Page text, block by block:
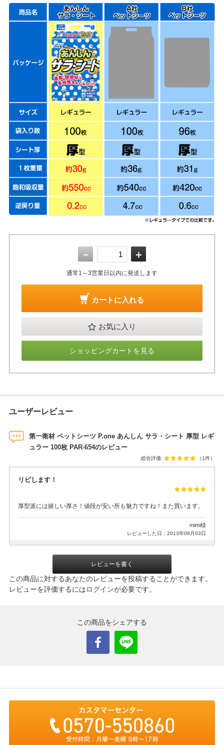
－ ＋
通常1～3営業日以内に発送します
カートに入れる
お気に入り
ショッピングカートを見る
ユーザーレビュー
第一衛材 ペットシーツ P.one あんしん サラ・シート 厚型 レギ
ュラー 100枚 PAR-654のレビュー
総合評価: （1件）
リピします！
厚型派には嬉しい厚さ！値段が安い所も魅力ですね！また買います。
mimi様
レビューした日：2013年09月03日
レビューを書く
この商品に対するあなたのレビューを投稿することができます。
レビューを評価するにはログインが必要です。
この商品をシェアする